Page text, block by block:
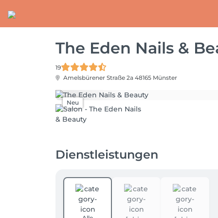
The Eden Nails &
19
Amelsbürener Straße 2a 48165 Münster
Neu
Dienstleistungen